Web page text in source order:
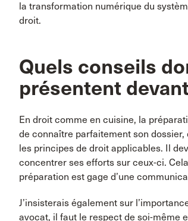
la transformation numérique du
droit.
Quels conseils
présentent
En droit comme en cuisine, la
de connaître parfaitement son
les principes de droit applicables. Il
concentrer ses efforts sur ceux-ci.
préparation est gage d’une
J’insisterais également sur
avocat, il faut le respect de soi-même